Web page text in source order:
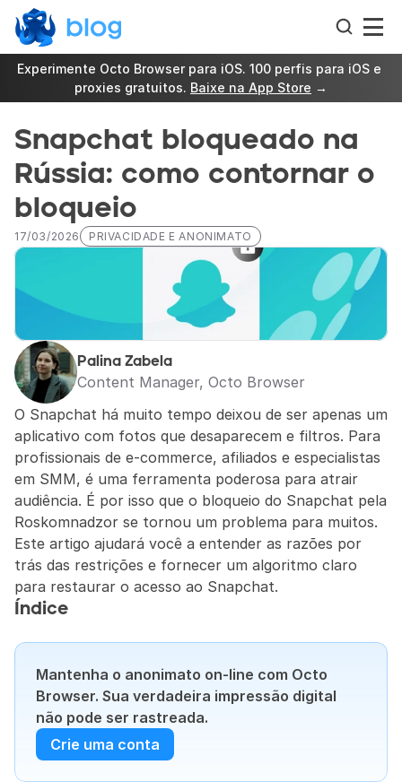
Experimente Octo Browser para iOS. 100 perfis para iOS e
proxies gratuitos. Baixe na App Store →
Snapchat bloqueado na
Rússia: como contornar o
bloqueio
17/03/2026 PRIVACIDADE E ANONIMATO
Palina Zabela
Content Manager, Octo Browser
O Snapchat há muito tempo deixou de ser apenas um
aplicativo com fotos que desaparecem e filtros. Para
profissionais de e-commerce, afiliados e especialistas
em SMM, é uma ferramenta poderosa para atrair
audiência. É por isso que o bloqueio do Snapchat pela
Roskomnadzor se tornou um problema para muitos.
Este artigo ajudará você a entender as razões por
trás das restrições e fornecer um algoritmo claro
para restaurar o acesso ao Snapchat.
Índice
Mantenha o anonimato on-line com Octo
Browser. Sua verdadeira impressão digital
não pode ser rastreada.
Crie uma conta